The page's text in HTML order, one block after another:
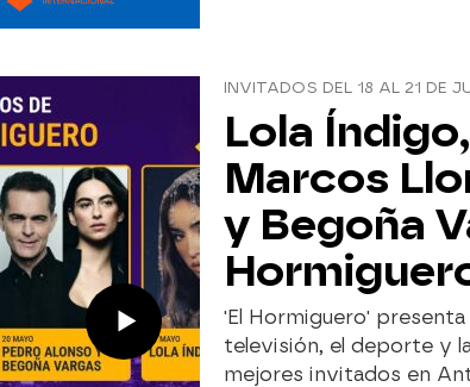
INVITADOS DEL 18 AL 21 DE
Lola
Marcos
y Begoña
'El Hormiguero' presenta
televisión, el deporte y
mejores invitados en